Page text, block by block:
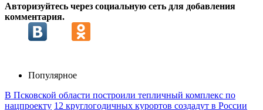
Авторизуйтесь через социальную сеть для добавления
комментария.
Популярное
В Псковской области построили тепличный комплекс по
нацпроекту 12 круглогодичных курортов создадут в России